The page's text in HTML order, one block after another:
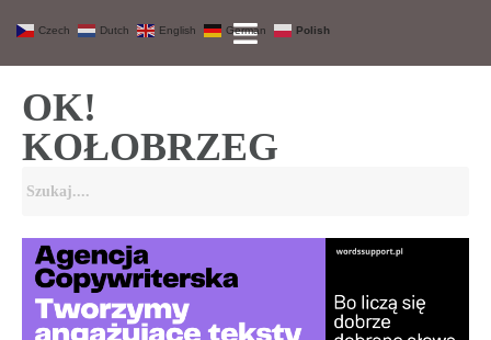
OK!
KOŁOBRZEG
Czech Dutch English German Polish